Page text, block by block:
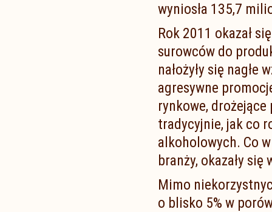
wyniosła 135,7
Rok 2011 okazał
surowców do
nałożyły się
agresywne
rynkowe,
tradycyjnie, jak co
alkoholowych. Co
branży, okazały
Mimo
o blisko 5% w